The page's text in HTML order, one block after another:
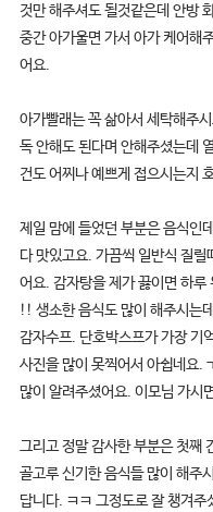
것만 해주셔도 될것같은데 안방
중간 아가울면 가서 아가 케어해
어요.
아가빨래는 꼭 삶아서 세탁해주
독 안해도 된다며 안해주셨는데
건도 어찌나 예쁘게 접으시는지
제일 맘에 들었던 부분은 음식인
다 맛있고요. 가끔씩 일반식 질
어요. 감자탕을 제가 끓이면 하
!! 생소한 음식도 많이 해주시는
감자수프. 단호박스프가 가장 기
사진을 많이 못찍어서 아쉽네요.
많이 알려주셨어요. 이모님 가시
그리고 정말 감사한 부분은 첫째
골고루 신기한 음식들 많이 해주
답니다. ㅋㅋ 그정도로 잘 챙겨주